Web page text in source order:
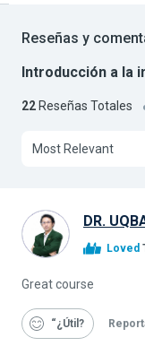
Reseñas y
Introducción a la
22 Reseñas Totales
Most Relevant
DR.
Loved
Great course
“¿Útil